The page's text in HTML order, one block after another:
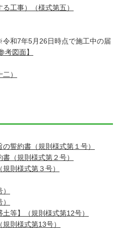
工事）（様式第五）
和7年5月26日時点で施工中の届
考図面】
）
誓約書（規則様式第１号）
（規則様式第２号）
則様式第３号）
等】（規則様式第12号）
則様式第13号）